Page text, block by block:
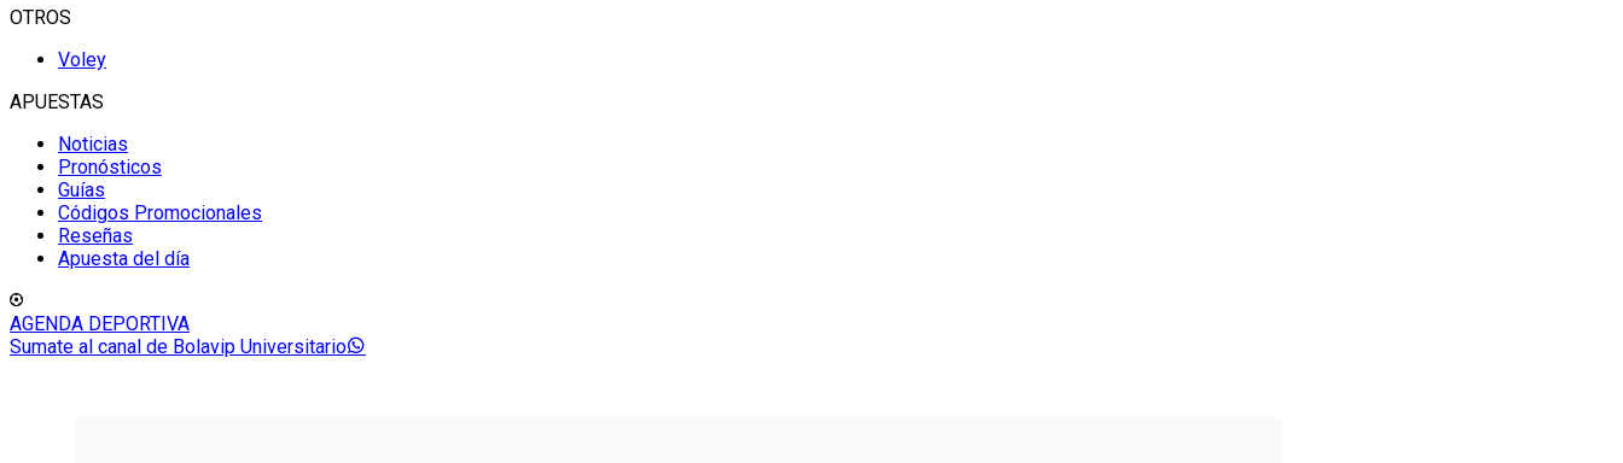
OTROS
Voley
APUESTAS
Noticias
Pronósticos
Guías
Códigos Promocionales
Reseñas
Apuesta del día
AGENDA DEPORTIVA
Sumate al canal de Bolavip Universitario